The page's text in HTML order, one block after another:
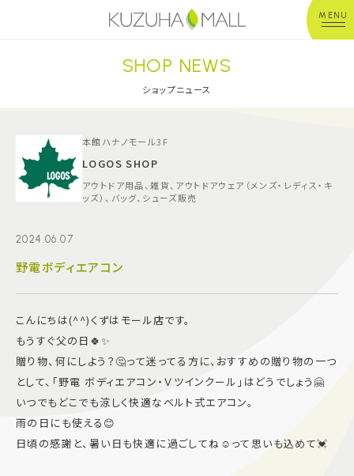
MENU
年中無休平 日：10:00~20:00
※店舗により異なる
ショップガイド
グルメ＆フード
キッズ＆ベビー
施設案内
SHOP NEWS
ショップニュース
本館ハナノモール3F
LOGOS SHOP
アウトドア用品、雑貨、アウトドアウェア（メンズ・レディス・キ
ッズ）、バッグ、シューズ販売
2024.06.07
野電ボディエアコン
こんにちは(^^)くずはモール店です。
もうすぐ父の日🍀✨
贈り物、何にしよう？🤔って迷ってる方に、おすすめの贈り物の一つ
として、「野電 ボディエアコン・Ｖツインクール」はどうでしょう🤗
いつでもどこでも涼しく快適なベルト式エアコン。
雨の日にも使える😊
日頃の感謝と、暑い日も快適に過ごしてね☺️って思いも込めて💓